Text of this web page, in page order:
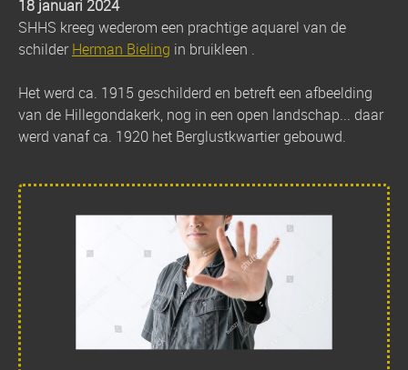
18 januari 2024
SHHS kreeg wederom een prachtige aquarel van de
schilderHerman Bieling in bruikleen .
Het werd ca. 1915 geschilderd en betreft een afbeelding
van de Hillegondakerk, nog in een open landschap... daar
werd vanaf ca. 1920 het Berglustkwartier gebouwd.